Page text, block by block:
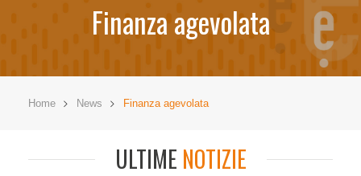
Finanza agevolata
Home News Finanza agevolata
ULTIME NOTIZIE